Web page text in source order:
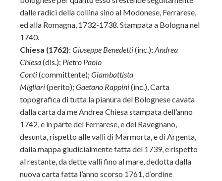
dalle radici della collina sino al Modonese, Ferrarese,
ed alla Romagna, 1732-1738. Stampata a Bologna nel
1740.
Chiesa (1762): Giuseppe Benedetti(inc.); Andrea
Chiesa(dis.); Pietro Paolo
Conti(committente); Giambattista
Migliari(perito); Gaetano Rappini(inc.), Carta
topografica di tutta la pianura del Bolognese cavata
dalla carta da me Andrea Chiesa stampata dell’anno
1742, e in parte del Ferrarese, e del Ravegnano,
desunta, rispetto alle valli di Marmorta, e di Argenta,
dalla mappa giudicialmente fatta del 1739, e rispetto
al restante, da dette valli fino al mare, dedotta dalla
nuova carta fatta l’anno scorso 1761, d’ordine